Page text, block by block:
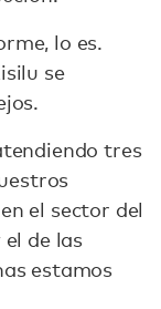
lo es.
se
tres
el sector del
el de las
estamos